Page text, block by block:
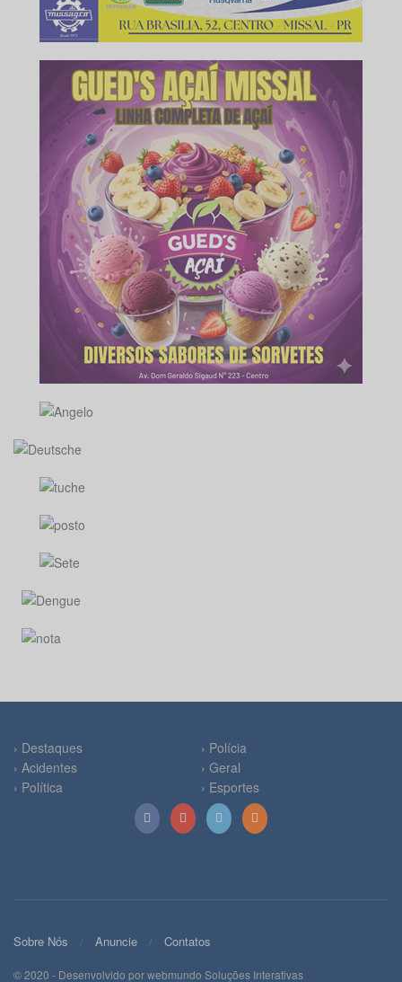
› Destaques
› Acidentes
› Política
› Polícia
› Geral
› Esportes
Sobre Nós Anuncie Contatos
© 2020 - Desenvolvido por webmundo Soluções Interativas